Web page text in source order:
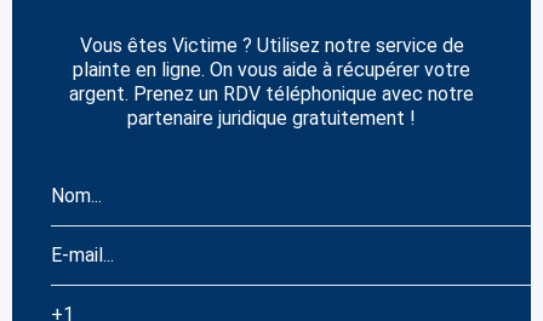
Vous êtes Victime ? Utilisez notre service de
plainte en ligne. On vous aide à récupérer votre
argent. Prenez un RDV téléphonique avec notre
partenaire juridique gratuitement !